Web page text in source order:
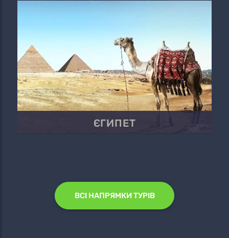
ЄГИПЕТ
ВСІ НАПРЯМКИ ТУРІВ